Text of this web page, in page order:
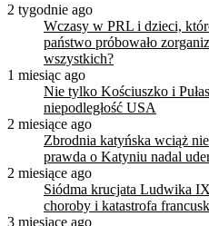
2 tygodnie ago
Wczasy w PRL i dzieci,
państwo próbowało
wszystkich?
1 miesiąc ago
Nie tylko Kościuszko i
niepodległość USA
2 miesiące ago
Zbrodnia katyńska wciąż
prawda o Katyniu nadal
2 miesiące ago
Siódma krucjata Ludwika
choroby i katastrofa
3 miesiące ago